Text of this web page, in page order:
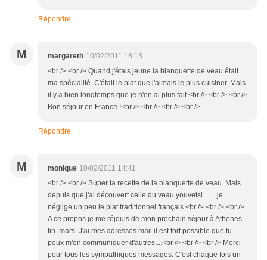
Répondre
M margareth 10/02/2011 18:13
<br /> <br /> Quand j'étais jeune la blanquette de veau était
ma spécialité. C'était le plat que j'aimais le plus cuisiner. Mais
il y a bien longtemps que je n'en ai plus fait.<br /> <br /> <br />
Bon séjour en France !<br /> <br /> <br /> <br />
Répondre
M monique 10/02/2011 14:41
<br /> <br /> Super ta recette de la blanquette de veau. Mais
depuis que j'ai découvert celle du veau youvetsi....... je
néglige un peu le plat traditionnel français.<br /> <br /> <br />
A ce propos je me réjouis de mon prochain séjour à Athenes
fin mars. J'ai mes adresses mail il est fort possible que tu
peux m'en communiquer d'autres....<br /> <br /> <br /> Merci
pour tous les sympathiques messages. C'est chaque fois un